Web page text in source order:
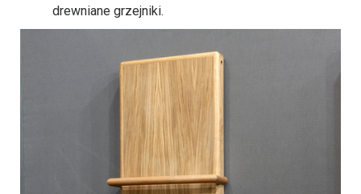
drewniane grzejniki.